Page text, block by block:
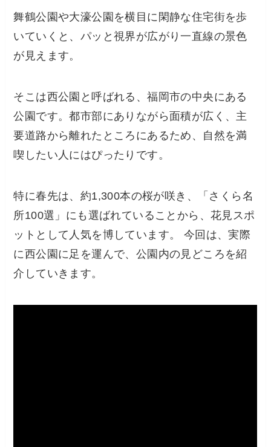
舞鶴公園や大濠公園を横目に閑静な住宅街を歩
いていくと、パッと視界が広がり一直線の景色
が見えます。
そこは西公園と呼ばれる、福岡市の中央にある
公園です。都市部にありながら面積が広く、主
要道路から離れたところにあるため、自然を満
喫したい人にはぴったりです。
特に春先は、約1,300本の桜が咲き、「さくら名
所100選」にも選ばれていることから、花見スポ
ットとして人気を博しています。 今回は、実際
に西公園に足を運んで、公園内の見どころを紹
介していきます。